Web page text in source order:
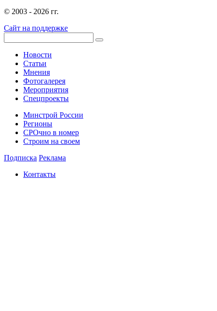
© 2003 - 2026 гг.
Сайт на поддержке
Новости
Статьи
Мнения
Фотогалерея
Мероприятия
Спецпроекты
Минстрой России
Регионы
СРОчно в номер
Строим на своем
Подписка Реклама
Контакты